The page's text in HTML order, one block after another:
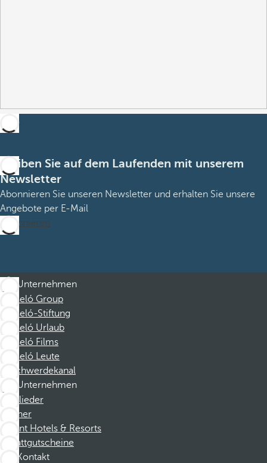
Bleiben Sie auf dem Laufenden mit unserem
Newsletter
Abonnieren Sie unseren Newsletter und erhalten Sie unsere
Angebote per E-Mail
Abonnieren
Unternehmen
Barceló Group
Barceló-Stiftung
Barceló Urlaub
Barceló Films
Barceló Leute
Beschwerdekanal
Unternehmen
Mitglieder
Partner
Dorint Hotels & Resorts
Rabattgutscheine
Kontakt